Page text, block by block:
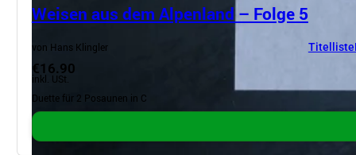
Weisen aus dem Alpenland – Folge 5
von Hans Klingler Titelliste
€16.90
inkl. USt.
Duette für 2 Posaunen in C